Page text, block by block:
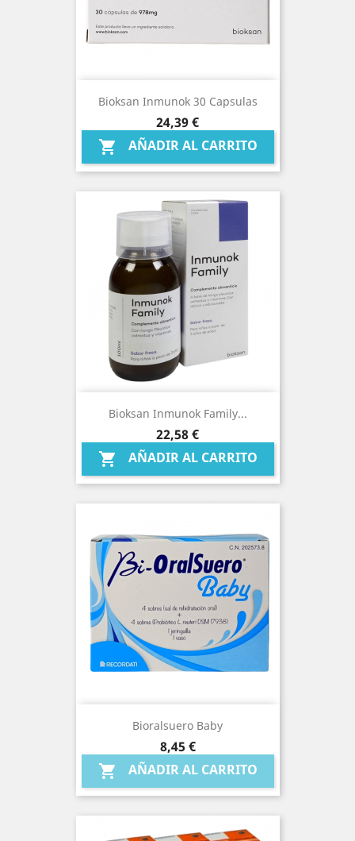
Bioksan Inmunok 30 Capsulas
Precio
24,39 €
 AÑADIR AL CARRITO
Bioksan Inmunok Family...
Precio
22,58 €
 AÑADIR AL CARRITO
Bioralsuero Baby
Precio
8,45 €
 AÑADIR AL CARRITO